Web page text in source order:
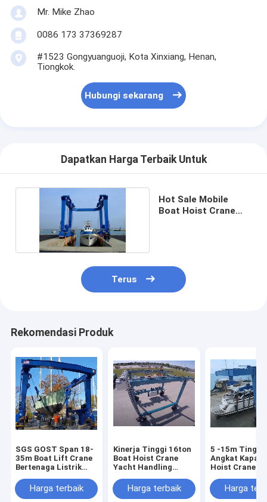
Mr. Mike Zhao
0086 173 37369287
#1523 Gongyuanguoji, Kota Xinxiang, Henan,
Tiongkok.
Hubungi sekarang
Dapatkan Harga Terbaik Untuk
Hot Sale Mobile
Boat Hoist Crane
Terus
Rekomendasi Produk
SGS GOST Span 18-
35m Boat Lift Crane
Bertenaga Listrik
Harga terbaik
Kinerja Tinggi 16ton
Boat Hoist Crane
Yacht Handling
Harga terbaik
5 -15m Tinggi
Angkat Kapal
Hoist Crane
MinHarga